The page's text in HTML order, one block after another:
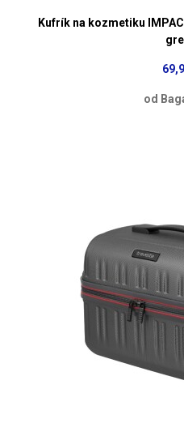
Kufrík na kozmetiku
od